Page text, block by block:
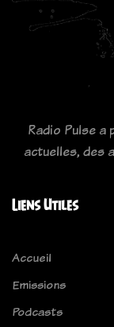
Radio Pulse a
actuelles, des
Liens Utiles
Accueil
Emissions
Podcasts